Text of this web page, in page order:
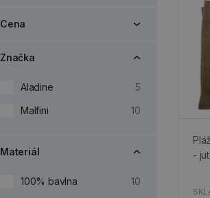
Cena
Značka
Aladine
5
Malfini
10
Materiál
100% bavlna
10
-